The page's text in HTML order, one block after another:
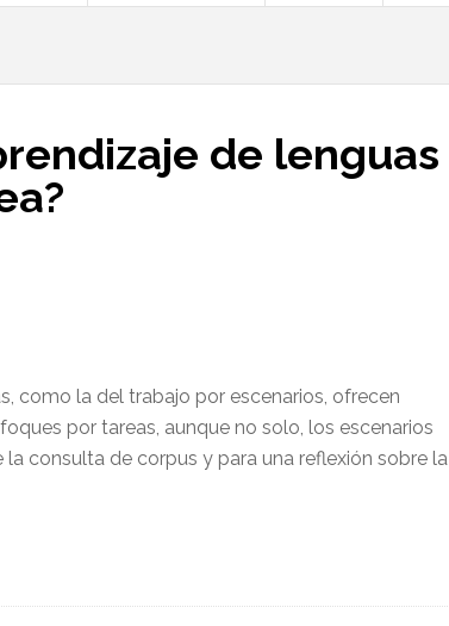
de lenguas
como la del trabajo por escenarios, ofrecen
por tareas, aunque no solo, los escenarios
consulta de corpus y para una reflexión sobre la